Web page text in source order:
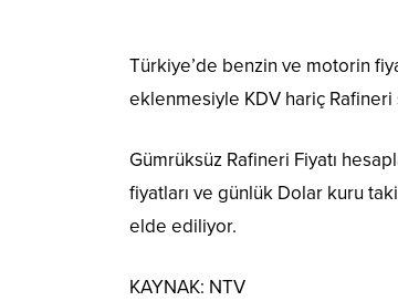
Türkiye’de benzin ve motorin
eklenmesiyle KDV hariç Rafineri
Gümrüksüz Rafineri Fiyatı
fiyatları ve günlük Dolar kuru
elde ediliyor.
KAYNAK: NTV